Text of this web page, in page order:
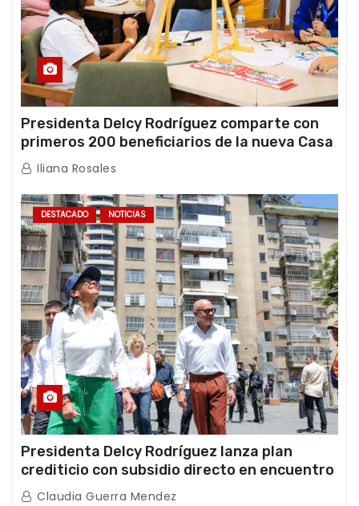
Presidenta Delcy Rodríguez comparte con
primeros 200 beneficiarios de la nueva Casa
de los Abuelos “La Primavera” en Caracas
Iliana Rosales
DESTACADO NOTICIAS
Presidenta Delcy Rodríguez lanza plan
crediticio con subsidio directo en encuentro
con Juntas de Condominio
Claudia Guerra Mendez